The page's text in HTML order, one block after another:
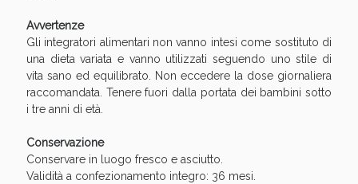
Avvertenze
Gli integratori alimentari non vanno intesi come sostituto di
una dieta variata e vanno utilizzati seguendo uno stile di
vita sano ed equilibrato. Non eccedere la dose giornaliera
raccomandata. Tenere fuori dalla portata dei bambini sotto
i tre anni di età.
Conservazione
Conservare in luogo fresco e asciutto.
Validità a confezionamento integro: 36 mesi.